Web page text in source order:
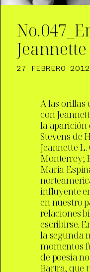
27 FEBRERO 2012
A las orillas
con
la aparición
Stevens de
Jeannette
Monterrey;
María
influyente
en nuestro
relaciones
escribirse.
la segunda
momentos
de poesía
Bartra, que